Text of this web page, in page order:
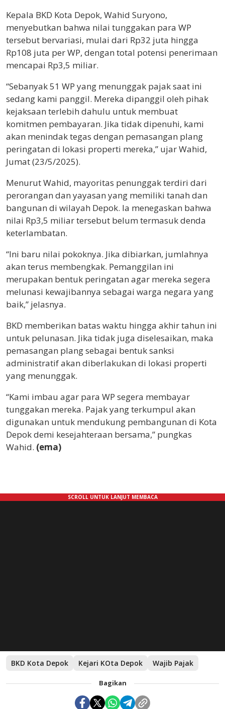
Kepala BKD Kota Depok, Wahid Suryono,
menyebutkan bahwa nilai tunggakan para WP
tersebut bervariasi, mulai dari Rp32 juta hingga
Rp108 juta per WP, dengan total potensi penerimaan
mencapai Rp3,5 miliar.
“Sebanyak 51 WP yang menunggak pajak saat ini
sedang kami panggil. Mereka dipanggil oleh pihak
kejaksaan terlebih dahulu untuk membuat
komitmen pembayaran. Jika tidak dipenuhi, kami
akan menindak tegas dengan pemasangan plang
peringatan di lokasi properti mereka,” ujar Wahid,
Jumat (23/5/2025).
Menurut Wahid, mayoritas penunggak terdiri dari
perorangan dan yayasan yang memiliki tanah dan
bangunan di wilayah Depok. Ia menegaskan bahwa
nilai Rp3,5 miliar tersebut belum termasuk denda
keterlambatan.
“Ini baru nilai pokoknya. Jika dibiarkan, jumlahnya
akan terus membengkak. Pemanggilan ini
merupakan bentuk peringatan agar mereka segera
melunasi kewajibannya sebagai warga negara yang
baik,” jelasnya.
BKD memberikan batas waktu hingga akhir tahun ini
untuk pelunasan. Jika tidak juga diselesaikan, maka
pemasangan plang sebagai bentuk sanksi
administratif akan diberlakukan di lokasi properti
yang menunggak.
“Kami imbau agar para WP segera membayar
tunggakan mereka. Pajak yang terkumpul akan
digunakan untuk mendukung pembangunan di Kota
Depok demi kesejahteraan bersama,” pungkas
Wahid. (ema)
BKD Kota Depok Kejari KOta Depok Wajib Pajak
Bagikan